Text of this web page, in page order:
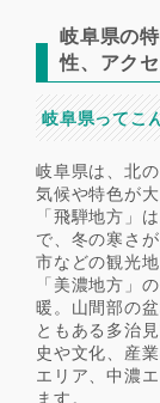
岐阜県の
性、アクセ
岐阜県ってこ
岐阜県は、北
気候や特色が
「飛騨地方」
で、冬の寒さ
市などの観光
「美濃地方」
暖。山間部の
ともある多治
史や文化、産
エリア、中濃
ます。